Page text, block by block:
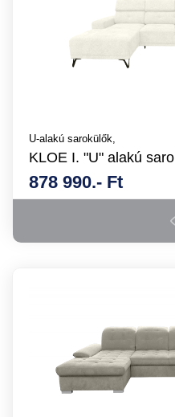
U-alakú sarokülők,
KLOE I. "U" alakú
878 990.- Ft